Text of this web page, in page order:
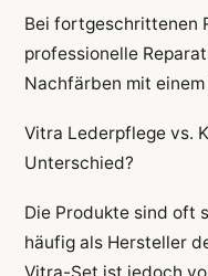
Bei fortgeschrittenen
professionelle
Nachfärben mit
Vitra Lederpflege vs.
Unterschied?
Die Produkte sind oft
häufig als Hersteller